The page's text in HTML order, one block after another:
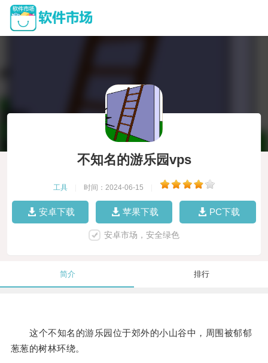
不知名的游乐园vps
工具 时间：2024-06-15
安卓下载 苹果下载 PC下载
安卓市场，安全绿色
简介 排行
这个不知名的游乐园位于郊外的小山谷中，周围被郁郁
葱葱的树林环绕。